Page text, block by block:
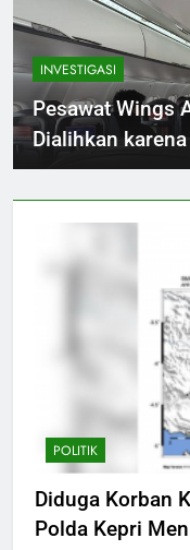
INVESTIGASI
Pesawat Wings
Dialihkan
Menunggu
POLITIK
Diduga Korban
Polda Kepri